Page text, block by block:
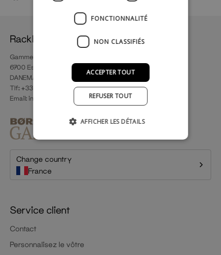
RackBuddy
Gammel Vardevej 66A
6700 Esbjerg
DANEMARK
Tlf: +33 1 85 09 46 10
Email:info@rackbuddy.fr
Change country
France
Service client
Contact
Personnalisez le vôtre
FONCTIONNALITÉ
NON CLASSIFIÉS
ACCEPTER TOUT
REFUSER TOUT
AFFICHER LES DÉTAILS